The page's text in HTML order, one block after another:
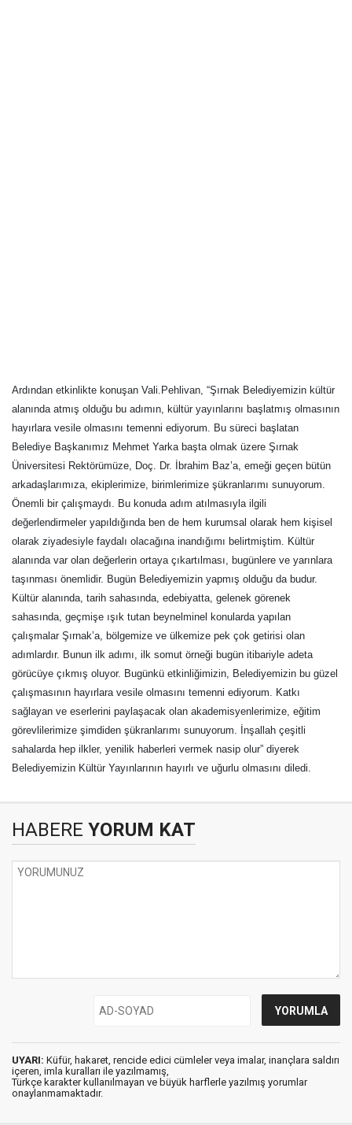
Ardından etkinlikte konuşan Vali.Pehlivan, “Şırnak Belediyemizin kültür
alanında atmış olduğu bu adımın, kültür yayınlarını başlatmış olmasının
hayırlara vesile olmasını temenni ediyorum. Bu süreci başlatan
Belediye Başkanımız Mehmet Yarka başta olmak üzere Şırnak
Üniversitesi Rektörümüze, Doç. Dr. İbrahim Baz’a, emeği geçen bütün
arkadaşlarımıza, ekiplerimize, birimlerimize şükranlarımı sunuyorum.
Önemli bir çalışmaydı. Bu konuda adım atılmasıyla ilgili
değerlendirmeler yapıldığında ben de hem kurumsal olarak hem kişisel
olarak ziyadesiyle faydalı olacağına inandığımı belirtmiştim. Kültür
alanında var olan değerlerin ortaya çıkartılması, bugünlere ve yarınlara
taşınması önemlidir. Bugün Belediyemizin yapmış olduğu da budur.
Kültür alanında, tarih sahasında, edebiyatta, gelenek görenek
sahasında, geçmişe ışık tutan beynelminel konularda yapılan
çalışmalar Şırnak’a, bölgemize ve ülkemize pek çok getirisi olan
adımlardır. Bunun ilk adımı, ilk somut örneği bugün itibariyle adeta
görücüye çıkmış oluyor. Bugünkü etkinliğimizin, Belediyemizin bu güzel
çalışmasının hayırlara vesile olmasını temenni ediyorum. Katkı
sağlayan ve eserlerini paylaşacak olan akademisyenlerimize, eğitim
görevlilerimize şimdiden şükranlarımı sunuyorum. İnşallah çeşitli
sahalarda hep ilkler, yenilik haberleri vermek nasip olur” diyerek
Belediyemizin Kültür Yayınlarının hayırlı ve uğurlu olmasını diledi.
HABERE YORUM KAT
UYARI: Küfür, hakaret, rencide edici cümleler veya imalar, inançlara saldırı
içeren, imla kuralları ile yazılmamış,
Türkçe karakter kullanılmayan ve büyük harflerle yazılmış yorumlar
onaylanmamaktadır.